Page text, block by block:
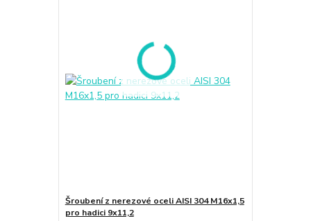
Šroubení z nerezové oceli AISI 304 M16x1,5
pro hadici 9x11,2